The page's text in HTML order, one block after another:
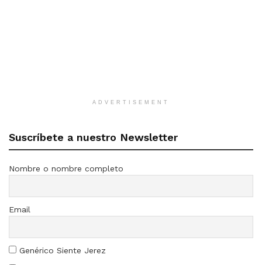
ADVERTISEMENT
Suscríbete a nuestro Newsletter
Nombre o nombre completo
Email
Genérico Siente Jerez